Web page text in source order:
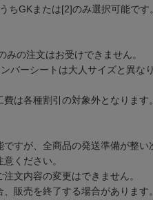
ちGKまたは[2]のみ選択可能です。
みの注文はお受けできません。
バーシートは大人サイズと異な
は各種割引の対象外となります。
ですが、全商品の発送準備が整い
ください。
文内容の変更はできません。
販売を終了する場合があります。